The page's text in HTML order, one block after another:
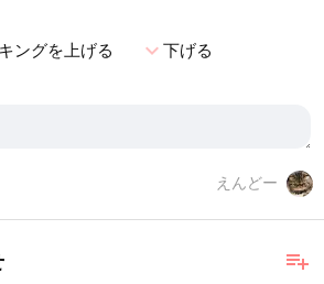
ングを上げる expand_more下げる
えんどー
playlist_add